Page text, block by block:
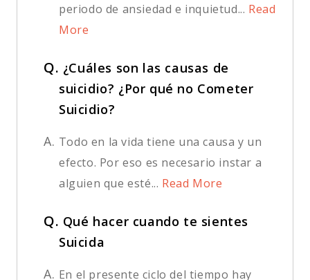
periodo de ansiedad e inquietud... Read
More
Q. ¿Cuáles son las causas de
suicidio? ¿Por qué no Cometer
Suicidio?
A. Todo en la vida tiene una causa y un
efecto. Por eso es necesario instar a
alguien que esté... Read More
Q. Qué hacer cuando te sientes
Suicida
A. En el presente ciclo del tiempo hay